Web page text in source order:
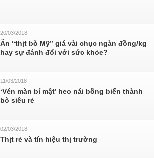
20/03/2018
Ăn “thịt bò Mỹ” giá vài chục ngàn đồng/kg
hay sự đánh đổi với sức khỏe?
11/03/2018
‘Vén màn bí mật’ heo nái bỗng biến thành
bò siêu rẻ
02/03/2018
Thịt rẻ và tín hiệu thị trường